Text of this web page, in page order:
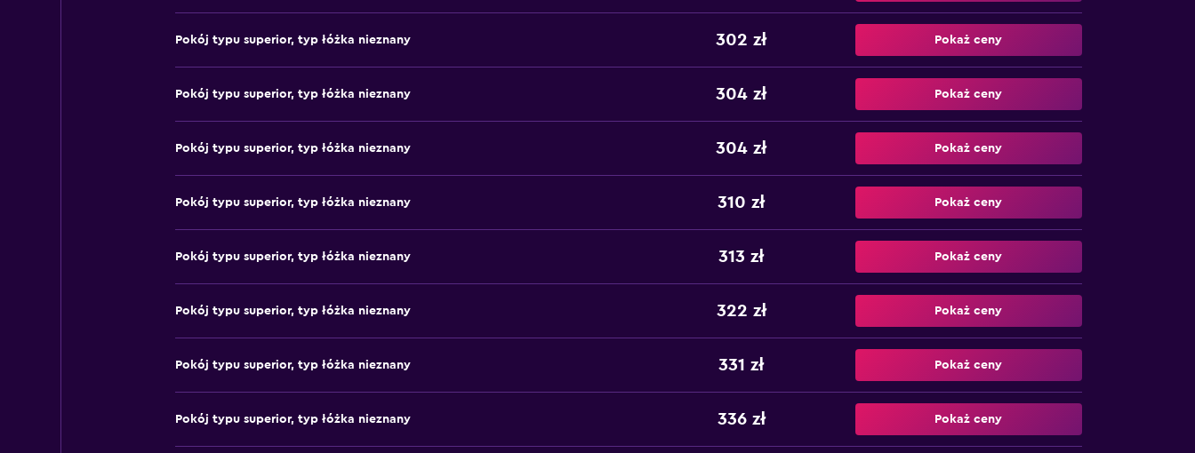
Pokój typu superior, typ łóżka nieznany 302 zł Pokaż ceny
Pokój typu superior, typ łóżka nieznany 304 zł Pokaż ceny
Pokój typu superior, typ łóżka nieznany 304 zł Pokaż ceny
Pokój typu superior, typ łóżka nieznany 310 zł Pokaż ceny
Pokój typu superior, typ łóżka nieznany 313 zł Pokaż ceny
Pokój typu superior, typ łóżka nieznany 322 zł Pokaż ceny
Pokój typu superior, typ łóżka nieznany 331 zł Pokaż ceny
Pokój typu superior, typ łóżka nieznany 336 zł Pokaż ceny